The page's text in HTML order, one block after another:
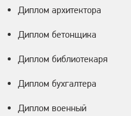
Диплом архитектора
Диплом бетонщика
Диплом библиотекаря
Диплом бухгалтера
Диплом военный